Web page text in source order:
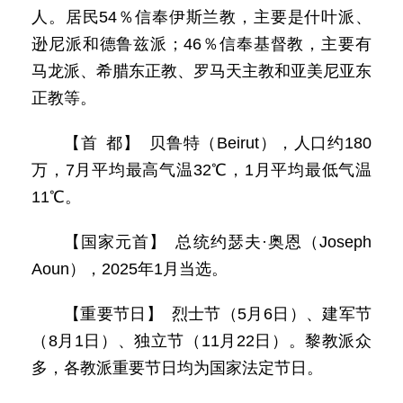
人。居民54％信奉伊斯兰教，主要是什叶派、
逊尼派和德鲁兹派；46％信奉基督教，主要有
马龙派、希腊东正教、罗马天主教和亚美尼亚东
正教等。
【首 都】 贝鲁特（Beirut），人口约180
万，7月平均最高气温32℃，1月平均最低气温
11℃。
【国家元首】 总统约瑟夫·奥恩（Joseph
Aoun），2025年1月当选。
【重要节日】 烈士节（5月6日）、建军节
（8月1日）、独立节（11月22日）。黎教派众
多，各教派重要节日均为国家法定节日。